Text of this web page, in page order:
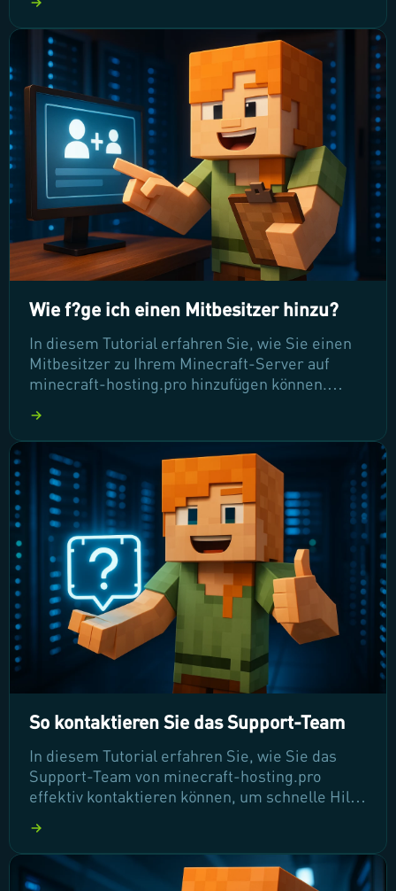
Spielerlebnis und fördert die Aktivität Ihrer
Community. Lassen Sie uns gemeinsam die
Schritte durchgehen, um Ihren Server schnell
und unkompliziert auf die gewünschte Version
zu bringen!
Wie f?ge ich einen Mitbesitzer hinzu?
In diesem Tutorial erfahren Sie, wie Sie einen
Mitbesitzer zu Ihrem Minecraft-Server auf
minecraft-hosting.pro hinzufügen können.
Unterstützung bei der Serververwaltung zu
erhalten und die Rollen klar zu definieren.
Lassen Sie uns gemeinsam sicherstellen, dass
Ihr Mit-Admin ein effektiver Partner beim
Betrieb Ihres Servers wird!
So kontaktieren Sie das Support-Team
In diesem Tutorial erfahren Sie, wie Sie das
Support-Team von minecraft-hosting.pro
effektiv kontaktieren können, um schnelle Hilfe
Wir zeigen Ihnen Schritt für Schritt, wie Sie ein
Support-Ticket eröffnen und wichtige
Vorabprüfungen durchführen, um die häufigsten